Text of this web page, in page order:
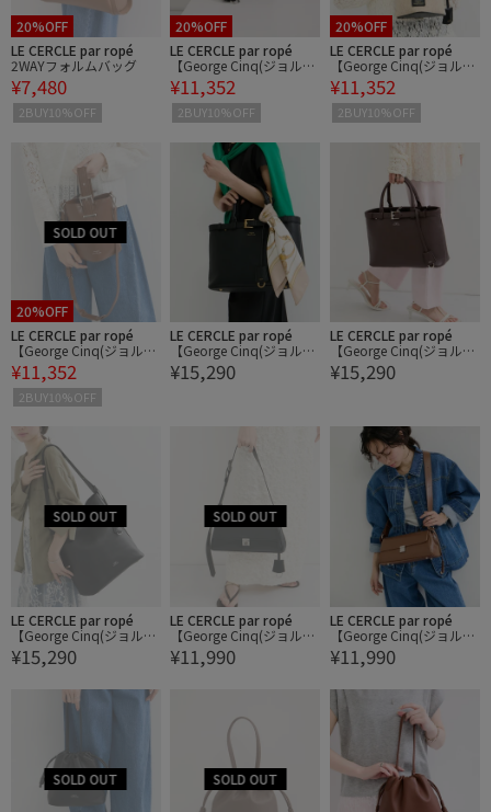
20%OFF
LE CERCLE par ropé
2WAYフォルムバッグ
¥7,480
2BUY10%OFF
20%OFF
LE CERCLE par ropé
【George Cinq(ジョルジ
ュサンク)】BELED BACK
ET BAG（S）/WEB限定
¥11,352
2BUY10%OFF
20%OFF
LE CERCLE par ropé
【George Cinq(ジョルジ
ュサンク)】BELED BACK
ET BAG（S）/WEB限定
¥11,352
2BUY10%OFF
20%OFF
LE CERCLE par ropé
【George Cinq(ジョルジ
ュサンク)】BELED BACK
ET BAG（S）/WEB限定
¥11,352
2BUY10%OFF
LE CERCLE par ropé
【George Cinq(ジョルジ
ュサンク)】BELED TOTE
BAG （M）/WEB限定
¥15,290
LE CERCLE par ropé
【George Cinq(ジョルジ
ュサンク)】BELED TOTE
BAG （M）/WEB限定
¥15,290
LE CERCLE par ropé
【George Cinq(ジョルジ
ュサンク)】BELED BACK
ET BAG（L）/WEB限定
¥15,290
LE CERCLE par ropé
【George Cinq(ジョルジ
ュサンク)】CYLINDER BA
G / WEB限定
¥11,990
LE CERCLE par ropé
【George Cinq(ジョルジ
ュサンク)】CYLINDER BA
G / WEB限定
¥11,990